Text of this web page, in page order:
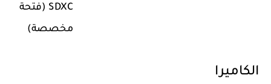
SDXC (فتحة
مخصصة)
الكاميرا